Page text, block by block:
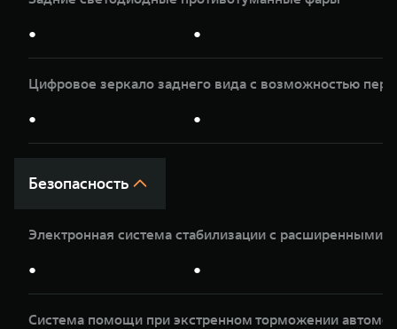
● ●
Цифровое зеркало заднего вида с возможностью
● ●
Безопасность
Электронная система стабилизации с расширенными
● ●
Система помощи при экстренном торможении